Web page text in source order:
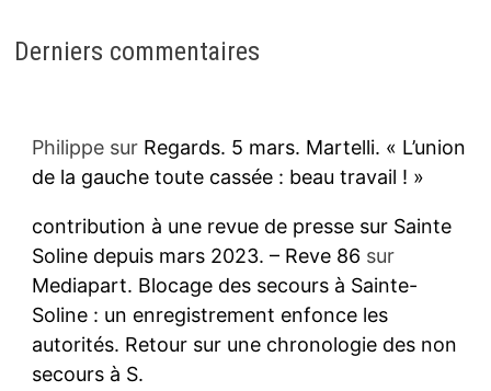
Derniers commentaires
Philippesur Regards. 5 mars. Martelli. « L’union
de la gauche toute cassée : beau travail ! »
contribution à une revue de presse sur Sainte
Soline depuis mars 2023. – Reve 86 sur
Mediapart. Blocage des secours à Sainte-
Soline : un enregistrement enfonce les
autorités. Retour sur une chronologie des non
secours à S.